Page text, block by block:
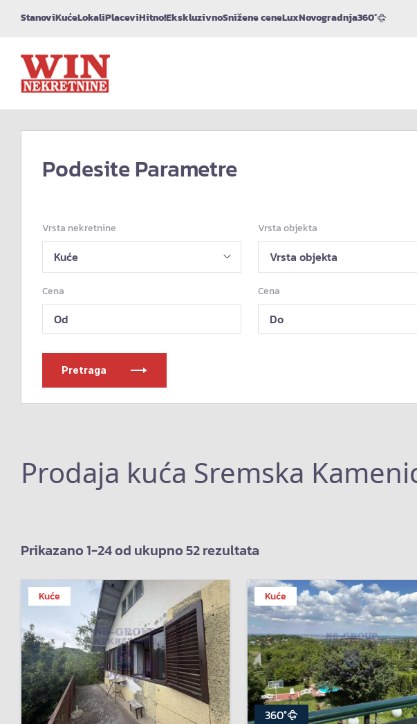
StanoviKućeLokaliPlaceviHitno!EkskluzivnoSnižene ceneLuxNovogradnja360°
Podesite Parametre
Vrsta nekretnine Vrsta objekta
Cena Cena
Pretraga
Prodaja kuća Sremska
Prikazano 1-24 od ukupno 52 rezultata
Kuće Kuće
360°